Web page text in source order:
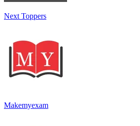
Next Toppers
Makemyexam